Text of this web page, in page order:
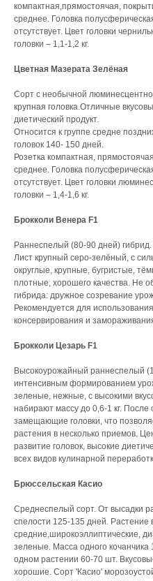
компактная,прямостоячая,
среднее. Головка
отсутствует. Цвет головки
головки – 1,1-1,2 кг.
Цветная Мазерата Зелёная
Сорт с необычной
крупная головка.Отличные
диетический продукт.
Относится к группе средне
головок 140- 150 дней.
Розетка компактная,
среднее. Головка
отсутствует. Цвет головки
головки – 1,4-1,6 кг.
Брокколи Венера F1
Раннеспелый (80-90 дней)
Лист крупный серо-зелёный, с
округлые, крупные, бугристые,
плотные, хорошего качества. Не
гибрида: дружное созревание
Рекомендуется для
консервирования и
Брокколи Цезарь F1
Высокоурожайный раннеспелый
интенсивным формированием
зеленые, нежные, с высокими
набирают массу до 0,6-1 кг.
замещающие головки, что
растения в несколько приемов.
развитие головок, высокие
всех видов кулинарной
Брюссельская Касио
Среднеспелый сорт. От высадки
спелости 125-135 дней. Растение
средние,широкоэллиптические,
зеленые. Масса одного кочанчика
одном растении 60-70 шт.
хорошие. Сорт 'Касио'